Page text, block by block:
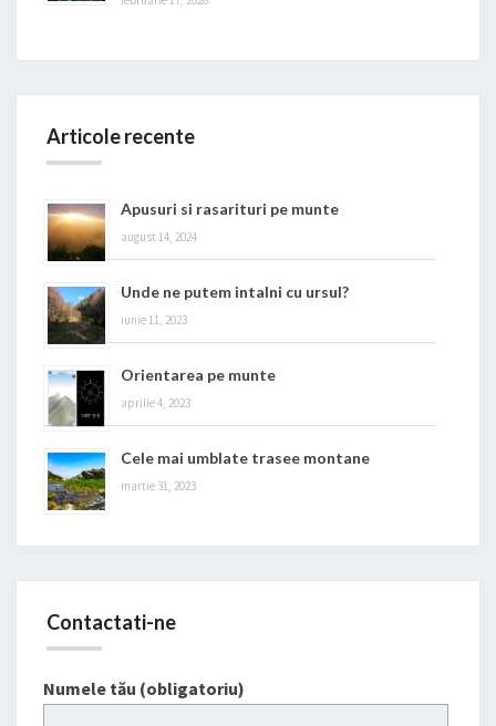
Articole recente
Apusuri si rasarituri pe munte
august 14, 2024
Unde ne putem intalni cu ursul?
iunie 11, 2023
Orientarea pe munte
aprilie 4, 2023
Cele mai umblate trasee montane
martie 31, 2023
Contactati-ne
Numele tău (obligatoriu)